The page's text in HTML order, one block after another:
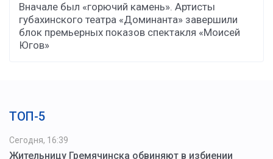
Вначале был «горючий камень». Артисты
губахинского театра «Доминанта» завершили
блок премьерных показов спектакля «Моисей
Югов»
ТОП-5
Сегодня, 16:39
Жительницу Гремячинска обвиняют в избиении